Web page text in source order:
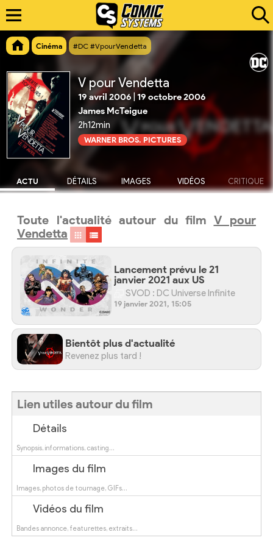
Cinéma #DC #VpourVendetta
V pour Vendetta
19 avril 2006 |19 octobre 2006
James McTeigue
2h12min
WARNER BROS. PICTURES
ACTU DÉTAILS IMAGES VIDÉOS CRITIQUE
Toute l'actualité autour du film V pour
Vendetta
Lancement prévu le 21
janvier 2021 aux US
SVOD : DC Universe Infinite
19 janvier 2021, 15:05
Bientôt plus d'actualité
Revenez plus tard !
Lien utiles autour du film
Détails
Synopsis, informations, casting…
Images du film
Images, photos de tournage, GIFs…
Vidéos du film
Bandes annonce, featurettes, extraits…